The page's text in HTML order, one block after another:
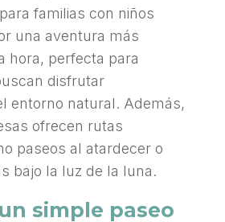
familias con niños
una aventura más
hora, perfecta para
disfrutar
entorno natural. Además,
ofrecen rutas
paseos al atardecer o
bajo la luz de la luna.
simple paseo